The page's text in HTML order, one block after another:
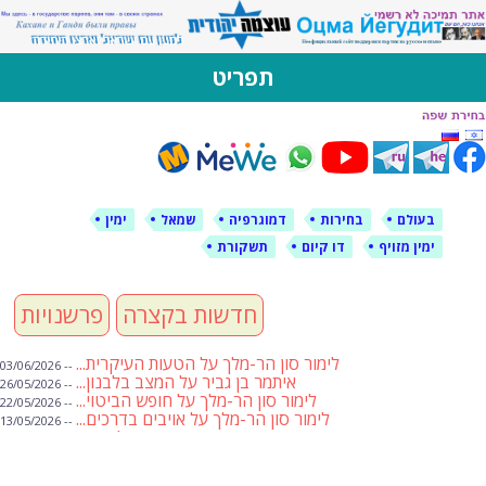
לימין עוצמה יהודית
אתר תמיכה ברוסית ובעברית
תפריט
דילוג
לתוכן
בעולם בחירות דמוגרפיה שמאל
ימין
ימין מזויף
דו קיום תשקורת
פרשנויות חדשות בקצרה
לימור סון הר-מלך על הטעות העיקרית... -- 03/06/2026
איתמר בן גביר על המצב בלבנון... -- 26/05/2026
לימור סון הר-מלך על חופש הביטוי... -- 22/05/2026
לימור סון הר-מלך על אויבים בדרכים... -- 13/05/2026
שבועת אמונים לדעאש